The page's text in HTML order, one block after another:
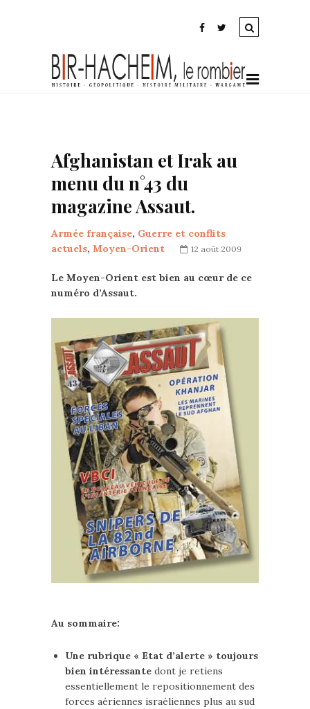
Afghanistan et Irak au
menu du n°43 du
magazine Assaut.
Armée française, Guerre et conflits
actuels, Moyen-Orient 12 août 2009
Le Moyen-Orient est bien au cœur de ce
numéro d’Assaut.
Au sommaire:
Une rubrique « Etat d’alerte » toujours
bien intéressante dont je retiens
essentiellement le repositionnement des
forces aériennes israéliennes plus au sud